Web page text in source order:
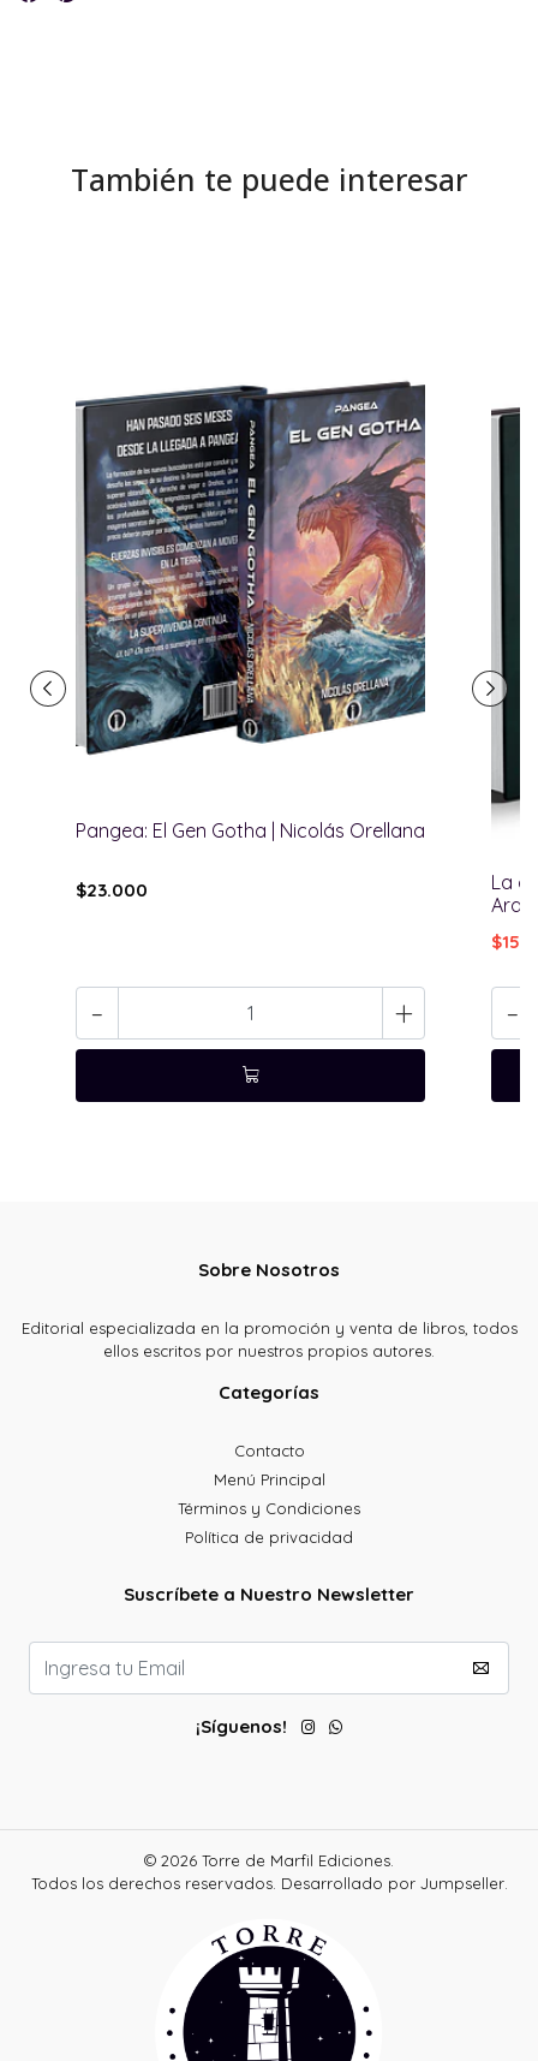
También te puede interesar
Pangea: El Gen Gotha | Nicolás Orellana
$23.000
- +
La
-
Sobre Nosotros
Editorial especializada en la promoción y venta de libros, todos
ellos escritos por nuestros propios autores.
Categorías
Contacto
Menú Principal
Términos y Condiciones
Política de privacidad
Suscríbete a Nuestro Newsletter
¡Síguenos!
© 2026 Torre de Marfil Ediciones.
Todos los derechos reservados. Desarrollado por Jumpseller.